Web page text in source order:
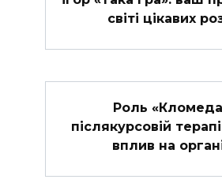
світі цікавих
Роль
післякурсовій
вплив на